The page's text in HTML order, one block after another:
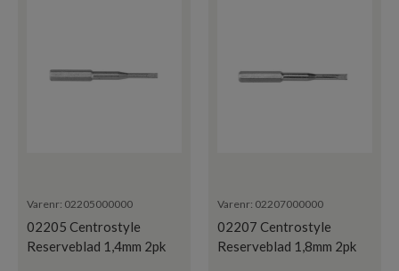
Varenr: 02205000000
02205 Centrostyle
Reserveblad 1,4mm 2pk
Varenr: 02207000000
02207 Centrostyle
Reserveblad 1,8mm 2pk